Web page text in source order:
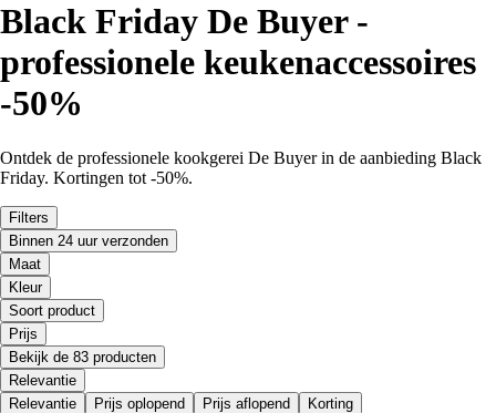
Black Friday De Buyer -
professionele keukenaccessoires
-50%
Ontdek de professionele kookgerei De Buyer in de aanbieding Black
Friday. Kortingen tot -50%.
Filters
Binnen 24 uur verzonden
Maat
Kleur
Soort product
Prijs
Bekijk de 83 producten
Relevantie
Relevantie
Prijs oplopend Prijs aflopend Korting